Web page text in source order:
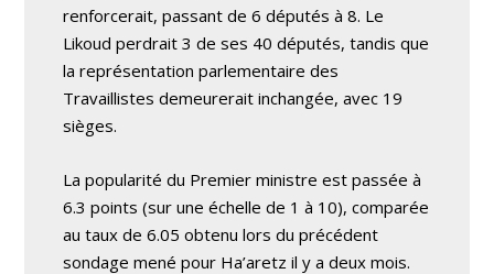
renforcerait, passant de 6 députés à 8. Le
Likoud perdrait 3 de ses 40 députés, tandis que
la représentation parlementaire des
Travaillistes demeurerait inchangée, avec 19
sièges.
La popularité du Premier ministre est passée à
6.3 points (sur une échelle de 1 à 10), comparée
au taux de 6.05 obtenu lors du précédent
sondage mené pour Ha’aretz il y a deux mois.